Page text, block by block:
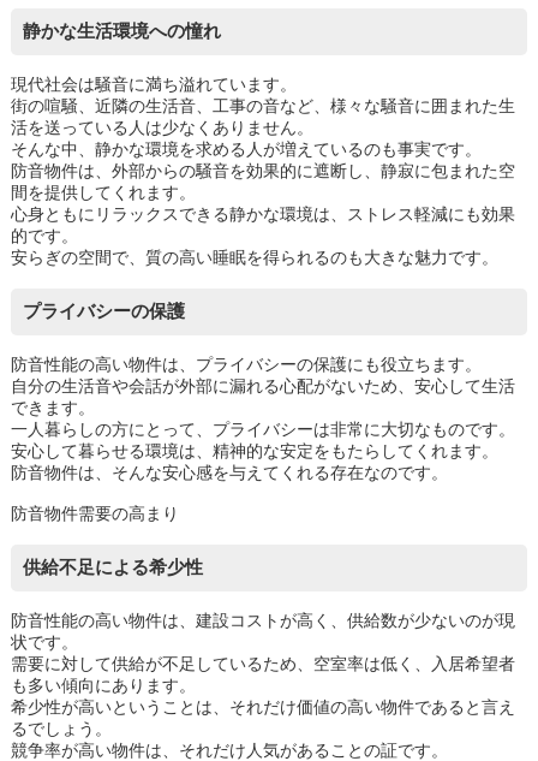
静かな生活環境への憧れ
現代社会は騒音に満ち溢れています。
街の喧騒、近隣の生活音、工事の音など、様々な騒音に囲まれた生
活を送っている人は少なくありません。
そんな中、静かな環境を求める人が増えているのも事実です。
防音物件は、外部からの騒音を効果的に遮断し、静寂に包まれた空
間を提供してくれます。
心身ともにリラックスできる静かな環境は、ストレス軽減にも効果
的です。
安らぎの空間で、質の高い睡眠を得られるのも大きな魅力です。
プライバシーの保護
防音性能の高い物件は、プライバシーの保護にも役立ちます。
自分の生活音や会話が外部に漏れる心配がないため、安心して生活
できます。
一人暮らしの方にとって、プライバシーは非常に大切なものです。
安心して暮らせる環境は、精神的な安定をもたらしてくれます。
防音物件は、そんな安心感を与えてくれる存在なのです。
防音物件需要の高まり
供給不足による希少性
防音性能の高い物件は、建設コストが高く、供給数が少ないのが現
状です。
需要に対して供給が不足しているため、空室率は低く、入居希望者
も多い傾向にあります。
希少性が高いということは、それだけ価値の高い物件であると言え
るでしょう。
競争率が高い物件は、それだけ人気があることの証です。